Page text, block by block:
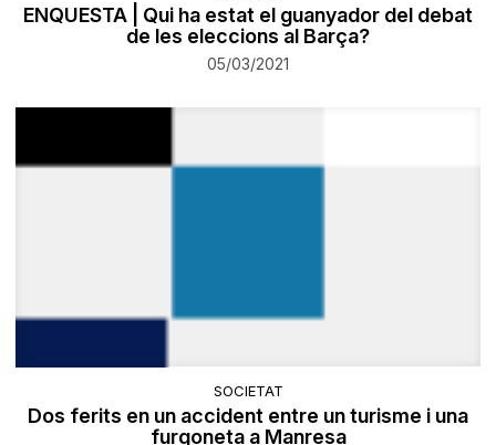
ENQUESTA | Qui ha estat el guanyador del debat
de les eleccions al Barça?
05/03/2021
SOCIETAT
Dos ferits en un accident entre un turisme i una
furgoneta a Manresa